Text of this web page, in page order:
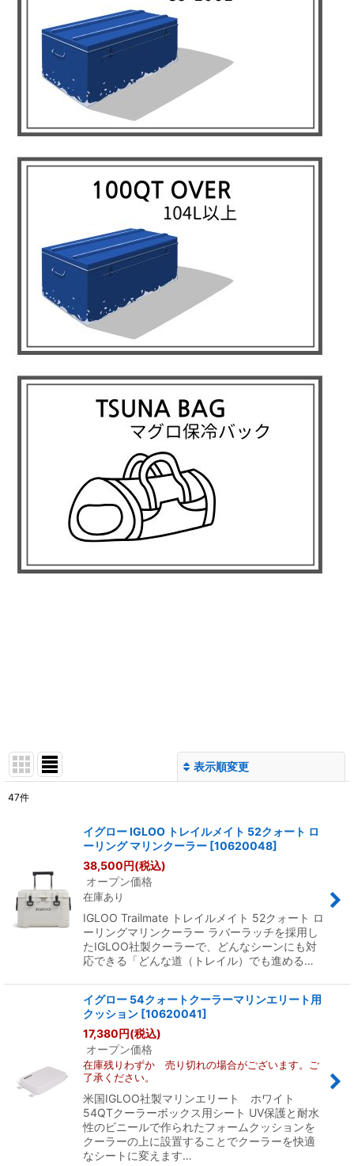
表示順変更
サブカテゴリ
表示数
絞り込む
47件
イグロー IGLOO トレイルメイト 52クォート ロ
ーリング マリンクーラー [10620048]
38,500円(税込)
オープン価格
在庫あり
IGLOO Trailmate トレイルメイト 52クォート ロ
ーリングマリンクーラー ラバーラッチを採用し
たIGLOO社製クーラーで、どんなシーンにも対
応できる「どんな道（トレイル）でも進める…
イグロー 54クォートクーラーマリンエリート用
クッション [10620041]
17,380円(税込)
オープン価格
在庫残りわずか 売り切れの場合がございます。ご
了承ください。
米国IGLOO社製マリンエリート ホワイト
54QTクーラーボックス用シート UV保護と耐水
性のビニールで作られたフォームクッションを
クーラーの上に設置することでクーラーを快適
なシートに変えます…